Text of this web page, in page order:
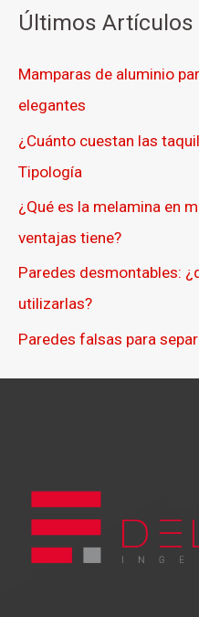
Últimos Artículos
Mamparas de aluminio
elegantes
¿Cuánto cuestan las
Tipología
¿Qué es la melamina en
ventajas tiene?
Paredes desmontables:
utilizarlas?
Paredes falsas para